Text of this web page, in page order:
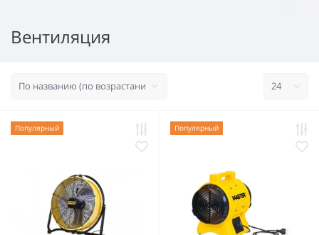
Вентиляция
Популярный Популярный